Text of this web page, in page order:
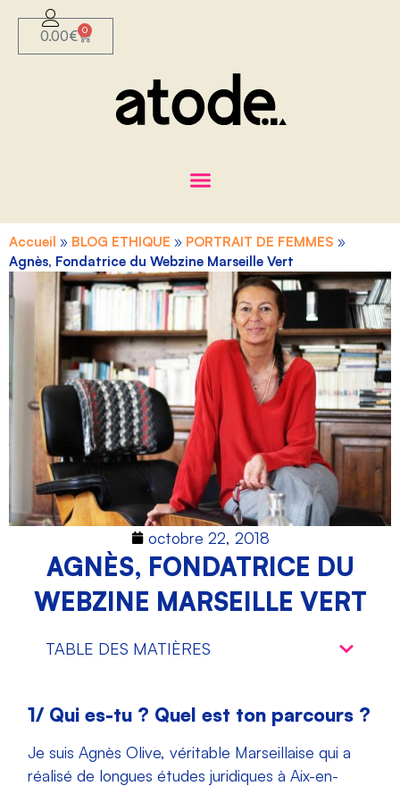
0.00€ 0
Accueil » BLOG ETHIQUE » PORTRAIT DE FEMMES »
Agnès, Fondatrice du Webzine Marseille Vert
octobre 22, 2018
AGNÈS, FONDATRICE DU
WEBZINE MARSEILLE VERT
TABLE DES MATIÈRES
1/ Qui es-tu ? Quel est ton parcours ?
Je suis Agnès Olive, véritable Marseillaise qui a
réalisé de longues études juridiques à Aix-en-